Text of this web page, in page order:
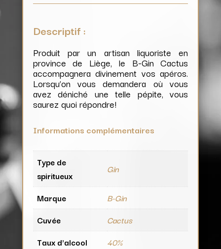
Descriptif :
Produit par un artisan liquoriste en
province de Liège, le B-Gin Cactus
accompagnera divinement vos apéros.
Lorsqu’on vous demandera où vous
avez déniché une telle pépite, vous
saurez quoi répondre!
Informations complémentaires
Type de
spiritueux
Gin
Marque
B-Gin
Cuvée
Cactus
Taux d'alcool
40%